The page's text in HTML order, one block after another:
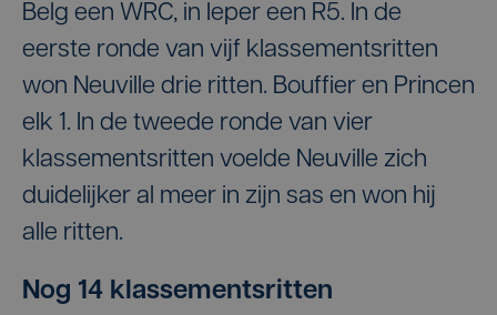
Belg een WRC, in Ieper een R5. In de
eerste ronde van vijf klassementsritten
won Neuville drie ritten. Bouffier en Princen
elk 1. In de tweede ronde van vier
klassementsritten voelde Neuville zich
duidelijker al meer in zijn sas en won hij
alle ritten.
Nog 14 klassementsritten